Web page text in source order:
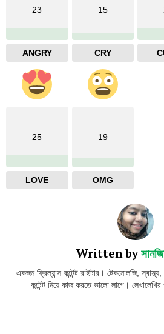
23
ANGRY
15
CRY
25
LOVE
19
OMG
Written by
একজন ফ্রিল্যান্স কন্টেন্ট রাইটার। টেকনোলজি,
কন্টেন্ট নিয়ে কাজ করতে ভালো লাগে।